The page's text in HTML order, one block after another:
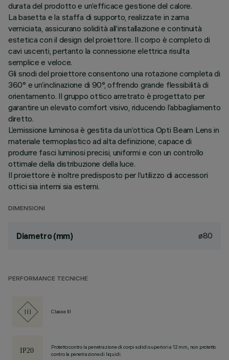
durata del prodotto e un’efficace gestione del calore.
La basetta e la staffa di supporto, realizzate in zama
verniciata, assicurano solidità all’installazione e continuità
estetica con il design del proiettore. Il corpo è completo di
cavi uscenti, pertanto la connessione elettrica risulta
semplice e veloce.
Gli snodi del proiettore consentono una rotazione completa di
360° e un’inclinazione di 90°, offrendo grande flessibilità di
orientamento. Il gruppo ottico arretrato è progettato per
garantire un elevato comfort visivo, riducendo l’abbagliamento
diretto.
L’emissione luminosa è gestita da un’ottica Opti Beam Lens in
materiale termoplastico ad alta definizione, capace di
produrre fasci luminosi precisi, uniformi e con un controllo
ottimale della distribuzione della luce.
Il proiettore è inoltre predisposto per l’utilizzo di accessori
ottici sia interni sia esterni.
DIMENSIONI
Diametro (mm) ø80
PERFORMANCE TECNICHE
Classe III
Protetto contro la penetrazione di corpi solidi superiori a 12 mm, non protetto
contro la penetrazione di liquidi.